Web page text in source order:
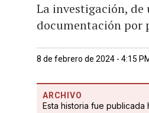
La investigación, de
documentación por
8 de febrero de 2024 - 4:15
ARCHIVO
Esta historia fue publicada